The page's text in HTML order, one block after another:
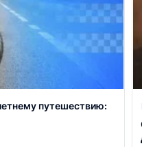
путешествию: